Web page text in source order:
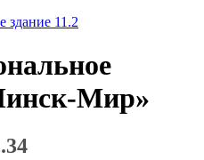
здание 11.2
Мир»